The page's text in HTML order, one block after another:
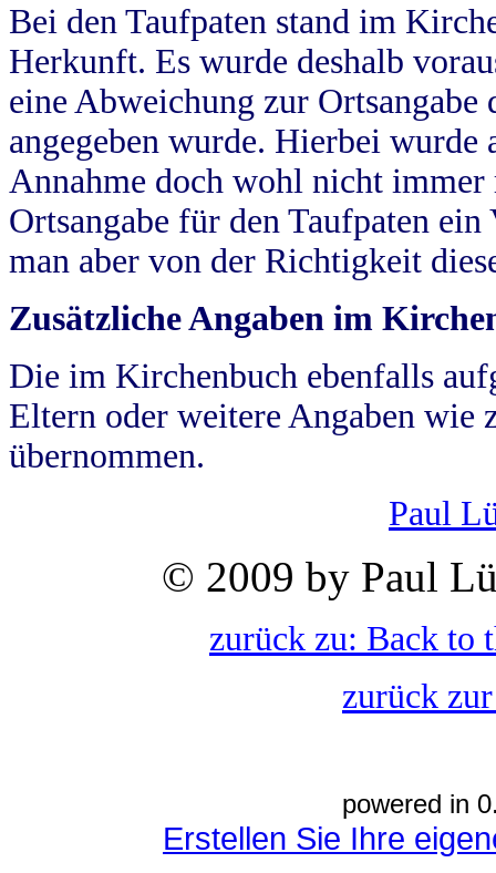
Bei den Taufpaten stand im
Herkunft. Es wurde deshalb
eine Abweichung zur
angegeben wurde. Hierbei wurde
Annahme doch wohl nicht
Ortsangabe für den Taufpaten
man aber von der Richtigkeit
Zusätzliche Angaben im
Die im Kirchenbuch ebenfalls
Eltern oder weitere Angaben wie
übernommen.
Paul
© 2009 by Paul
zurück zu: Back to
zurück
powered in
Erstellen Sie Ihre